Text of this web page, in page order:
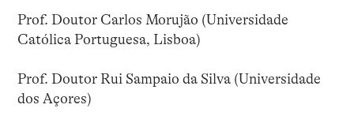
Prof. Doutor Carlos Morujão (Universidade
Católica Portuguesa, Lisboa)
Prof. Doutor Rui Sampaio da Silva (Universidade
dos Açores)